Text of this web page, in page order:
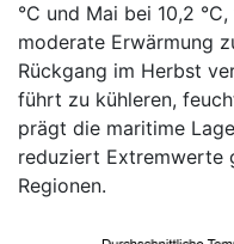
°C und Mai bei 10,2
moderate Erwärmung
Rückgang im Herbst
führt zu kühleren,
prägt die maritime
reduziert Extremwerte
Regionen.